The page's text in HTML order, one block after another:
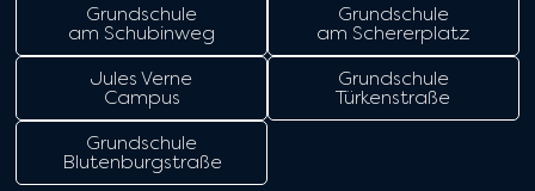
Grundschule
am Schubinweg
Grundschule
am Schererplatz
Jules Verne
Campus
Grundschule
Türkenstraße
Grundschule
Blutenburgstraße